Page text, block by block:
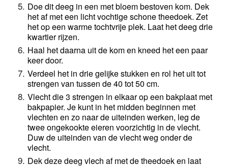
Doe dit deeg in een met bloem bestoven kom. Dek
het af met een licht vochtige schone theedoek. Zet
het op een warme tochtvrije plek. Laat het deeg drie
kwartier rijzen.
Haal het daarna uit de kom en kneed het een paar
keer door.
Verdeel het in drie gelijke stukken en rol het uit tot
strengen van tussen de 40 tot 50 cm.
Vlecht die 3 strengen in elkaar op een bakplaat met
bakpapier. Je kunt in het midden beginnen met
vlechten en zo naar de uiteinden werken, leg de
twee ongekookte eieren voorzichtig in de vlecht.
Duw de uiteinden van de vlecht weg onder de
vlecht.
Dek deze deeg vlech af met de theedoek en laat